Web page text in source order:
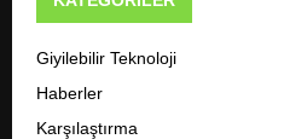
Giyilebilir Teknoloji
Haberler
Karşılaştırma